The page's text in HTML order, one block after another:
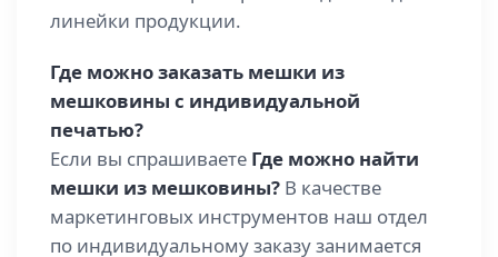
линейки продукции.
Где можно заказать мешки из
мешковины с индивидуальной
печатью?
Если вы спрашиваете Где можно найти
мешки из мешковины? В качестве
маркетинговых инструментов наш отдел
по индивидуальному заказу занимается